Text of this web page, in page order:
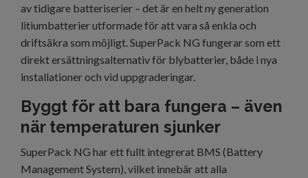
av tidigare batteriserier – det är en helt ny generation
litiumbatterier utformade för att vara så enkla och
driftsäkra som möjligt. SuperPack NG fungerar som ett
direkt ersättningsalternativ för blybatterier, både i nya
installationer och vid uppgraderingar.
Byggt för att bara fungera – även
när temperaturen sjunker
SuperPack NG har ett fullt integrerat BMS (Battery
Management System), vilket innebär att alla